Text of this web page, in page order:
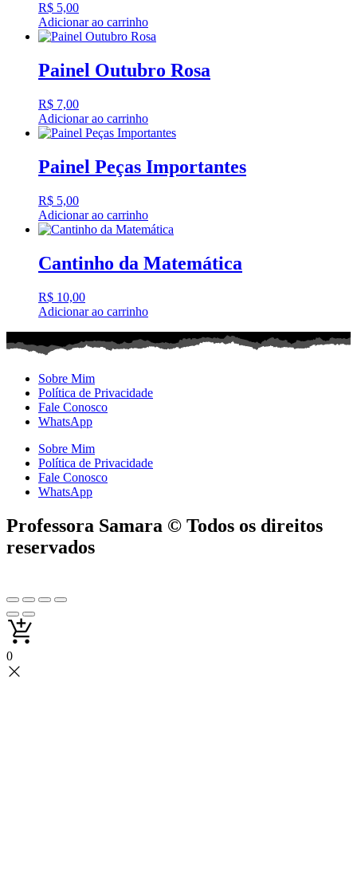
R$ 5,00
Adicionar ao carrinho
Painel Outubro Rosa
R$ 7,00
Adicionar ao carrinho
Painel Peças Importantes
R$ 5,00
Adicionar ao carrinho
Cantinho da Matemática
R$ 10,00
Adicionar ao carrinho
Sobre Mim
Política de Privacidade
Fale Conosco
WhatsApp
Sobre Mim
Política de Privacidade
Fale Conosco
WhatsApp
Professora Samara © Todos os direitos
reservados
0